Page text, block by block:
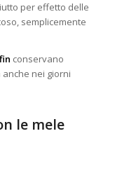
per effetto delle
semplicemente
conservano
nei giorni
le mele